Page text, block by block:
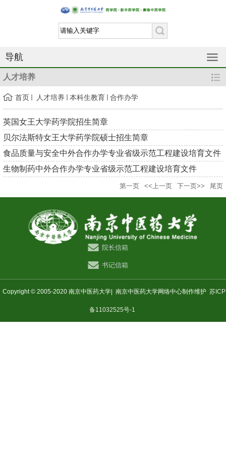
导航
人才培养
首页 人才培养 本科生教育 合作办学
英国女王大学药学院招生简章
贝尔法斯特女王大学药学院硕士招生简章
食品质量与安全中外合作办学专业省级示范工程建设培育文件
生物制药中外合作办学专业省级示范工程建设培育文件
第一页 <<上一页 下一页>> 尾页
院长信箱
书记信箱
Copyright © 2005-2020 南京中医药大学| 南京中医药大学网络中心制作维护 苏ICP
备11032525号-1